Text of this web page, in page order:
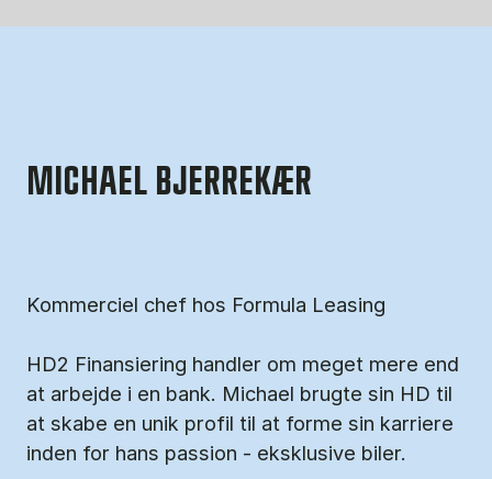
MICHAEL BJERREKÆR
Kommerciel chef hos Formula Leasing
HD2 Finansiering handler om meget mere end
at arbejde i en bank. Michael brugte sin HD til
at skabe en unik profil til at forme sin karriere
inden for hans passion - eksklusive biler.